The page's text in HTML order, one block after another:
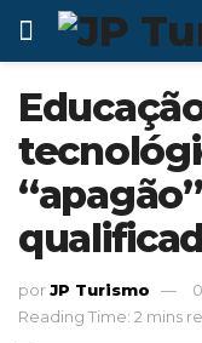
porJP Turismo
Reading Time: 2 mins